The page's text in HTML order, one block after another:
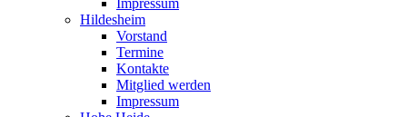
Impressum
Hildesheim
Vorstand
Termine
Kontakte
Mitglied werden
Impressum